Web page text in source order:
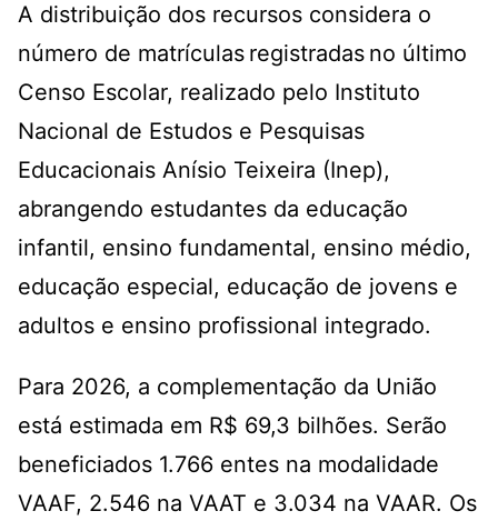
A distribuição dos recursos considera o
número de matrículas registradas no último
Censo Escolar, realizado pelo Instituto
Nacional de Estudos e Pesquisas
Educacionais Anísio Teixeira (Inep),
abrangendo estudantes da educação
infantil, ensino fundamental, ensino médio,
educação especial, educação de jovens e
adultos e ensino profissional integrado.
Para 2026, a complementação da União
está estimada em R$ 69,3 bilhões. Serão
beneficiados 1.766 entes na modalidade
VAAF, 2.546 na VAAT e 3.034 na VAAR. Os